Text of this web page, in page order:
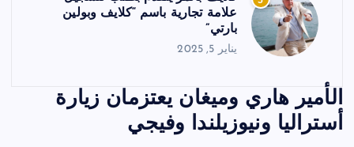
علامة تجارية باسم “كلايف وبولين
بارتي”
يناير 5, 2025
الأمير هاري وميغان يعتزمان زيارة
أستراليا ونيوزيلندا وفيجي